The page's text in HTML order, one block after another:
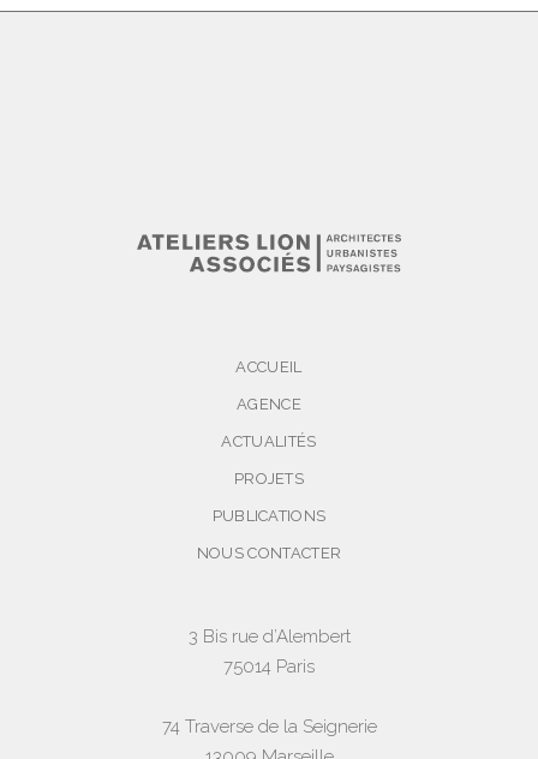
ACCUEIL
AGENCE
ACTUALITÉS
PROJETS
PUBLICATIONS
NOUS CONTACTER
3 Bis rue d’Alembert
75014 Paris
74 Traverse de la Seignerie